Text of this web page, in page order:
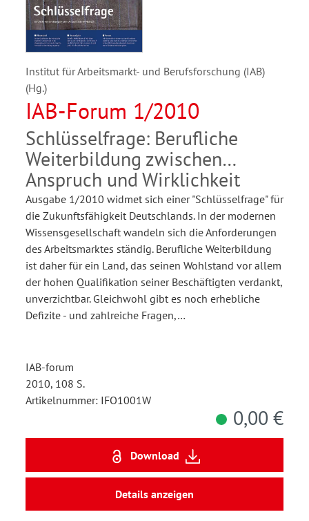
Institut für Arbeitsmarkt- und Berufsforschung (IAB)
(Hg.)
IAB-Forum 1/2010
Schlüsselfrage: Berufliche
Weiterbildung zwischen
Anspruch und Wirklichkeit
Ausgabe 1/2010 widmet sich einer "Schlüsselfrage" für
die Zukunftsfähigkeit Deutschlands. In der modernen
Wissensgesellschaft wandeln sich die Anforderungen
des Arbeitsmarktes ständig. Berufliche Weiterbildung
ist daher für ein Land, das seinen Wohlstand vor allem
der hohen Qualifikation seiner Beschäftigten verdankt,
unverzichtbar. Gleichwohl gibt es noch erhebliche
Defizite - und zahlreiche Fragen,…
IAB-forum
2010, 108 S.
Artikelnummer: IFO1001W
0,00 €
Download
Details anzeigen